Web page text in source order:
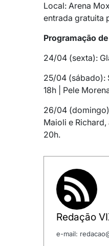
Local: Arena
entrada gratuita
Programação
24/04 (sexta):
25/04 (sábado):
18h | Pele
26/04
Maioli e Richard,
20h.
Redação
e-mail: